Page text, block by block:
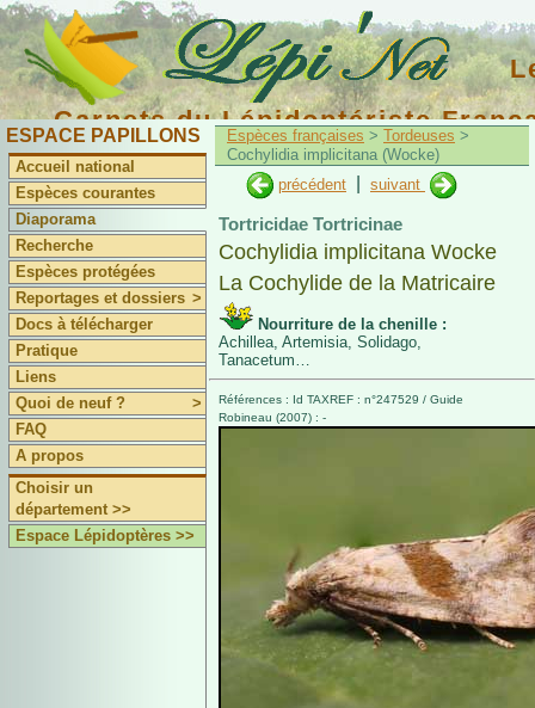
Carnets du Lépidoptériste
ESPACE PAPILLONS
Accueil national
Espèces courantes
Diaporama
Recherche
Espèces protégées
Reportages et dossiers >
Docs à télécharger
Pratique
Liens
Quoi de neuf ?
>
FAQ
A propos
Choisir un
département >>
Espace Lépidoptères >>
Espèces françaises > Tordeuses >
Cochylidia implicitana (Wocke)
précédent
suivant
Tortricidae Tortricinae
Cochylidia implicitana Wocke
La Cochylide de la Matricaire
Nourriture de la chenille :
Achillea, Artemisia, Solidago,
Tanacetum…
Références : Id TAXREF : n°247529 / Guide
Robineau (2007) : -